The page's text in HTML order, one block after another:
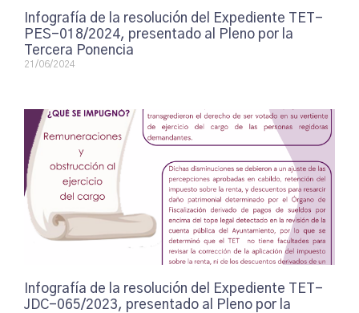
Infografía de la resolución del Expediente TET-
PES-018/2024, presentado al Pleno por la
Tercera Ponencia
21/06/2024
Infografía de la resolución del Expediente TET-
JDC-065/2023, presentado al Pleno por la